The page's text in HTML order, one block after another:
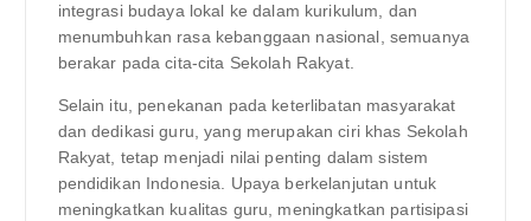
integrasi budaya lokal ke dalam kurikulum, dan
menumbuhkan rasa kebanggaan nasional, semuanya
berakar pada cita-cita Sekolah Rakyat.
Selain itu, penekanan pada keterlibatan masyarakat
dan dedikasi guru, yang merupakan ciri khas Sekolah
Rakyat, tetap menjadi nilai penting dalam sistem
pendidikan Indonesia. Upaya berkelanjutan untuk
meningkatkan kualitas guru, meningkatkan partisipasi